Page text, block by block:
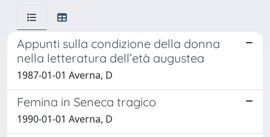
Appunti sulla condizione della donna
nella letteratura dell’età augustea
1987-01-01 Averna, D
Femina in Seneca tragico
1990-01-01 Averna, D